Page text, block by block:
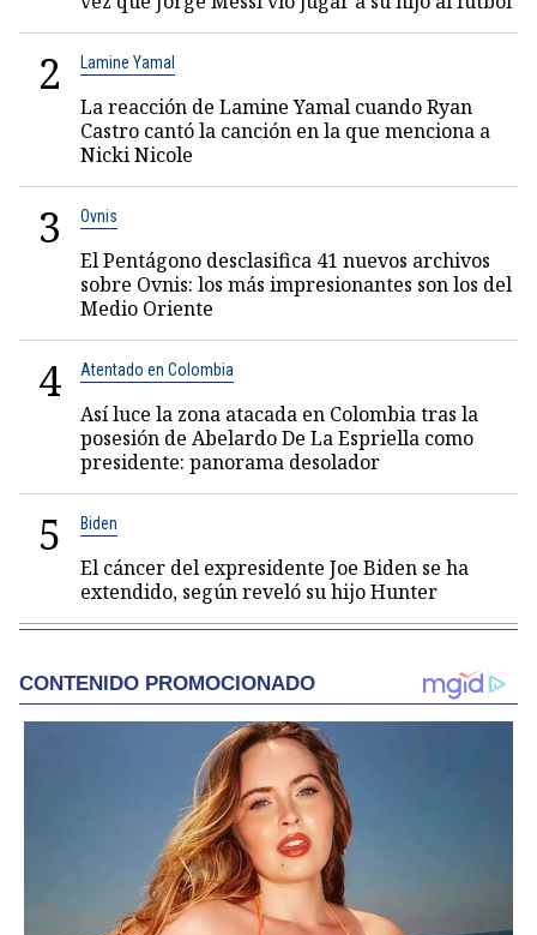
2 Lamine Yamal
La reacción de Lamine Yamal cuando Ryan
Castro cantó la canción en la que menciona a
Nicki Nicole
3 Ovnis
El Pentágono desclasifica 41 nuevos archivos
sobre Ovnis: los más impresionantes son los del
Medio Oriente
4 Atentado en Colombia
Así luce la zona atacada en Colombia tras la
posesión de Abelardo De La Espriella como
presidente: panorama desolador
5 Biden
El cáncer del expresidente Joe Biden se ha
extendido, según reveló su hijo Hunter